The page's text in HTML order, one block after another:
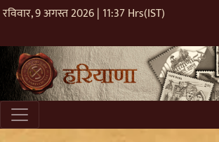
रविवार, 9 अगस्त 2026 | 11:37 Hrs(IST)